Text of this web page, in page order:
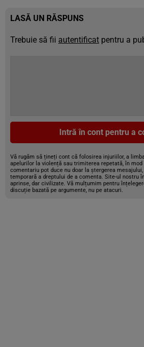
LASĂ UN RĂSPUNS
Trebuie să fii autentificat pentru a
Intră în cont pentru a
Vă rugăm să țineți cont că folosirea injuriilor, a
apelurilor la violență sau trimiterea repetată, în mod
comentariu pot duce nu doar la ștergerea
temporară a dreptului de a comenta. Site-ul nostru
aprinse, dar civilizate. Vă mulțumim pentru
discuție bazată pe argumente, nu pe atacuri.